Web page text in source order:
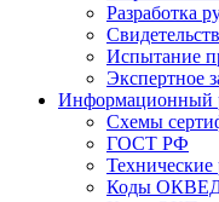
Разработка
Испытание
Экспертное
Информационный
Схемы
ГОСТ РФ
Коды